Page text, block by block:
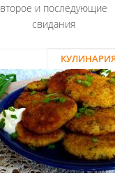
второе и последующие
свидания